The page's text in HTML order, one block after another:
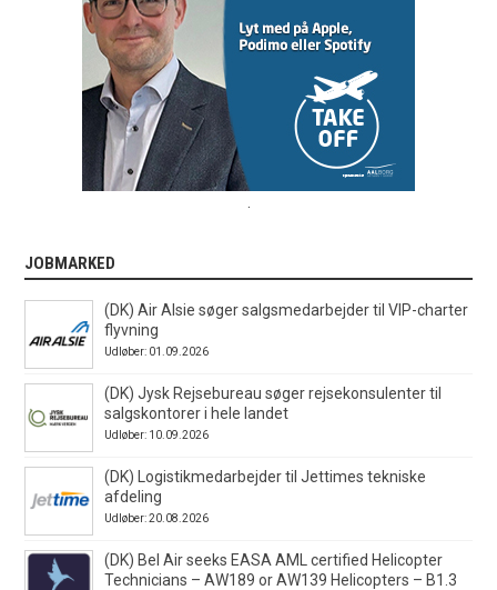
JOBMARKED
(DK) Air Alsie søger salgsmedarbejder til VIP-charter
flyvning
Udløber: 01.09.2026
(DK) Jysk Rejsebureau søger rejsekonsulenter til
salgskontorer i hele landet
Udløber: 10.09.2026
(DK) Logistikmedarbejder til Jettimes tekniske
afdeling
Udløber: 20.08.2026
(DK) Bel Air seeks EASA AML certified Helicopter
Technicians – AW189 or AW139 Helicopters – B1.3